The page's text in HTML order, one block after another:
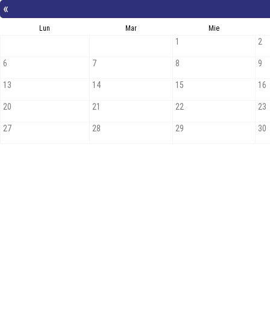
«
Lun Mar Mie
1 2
6 7 8 9
13 14 15 16
20 21 22 23
27 28 29 30